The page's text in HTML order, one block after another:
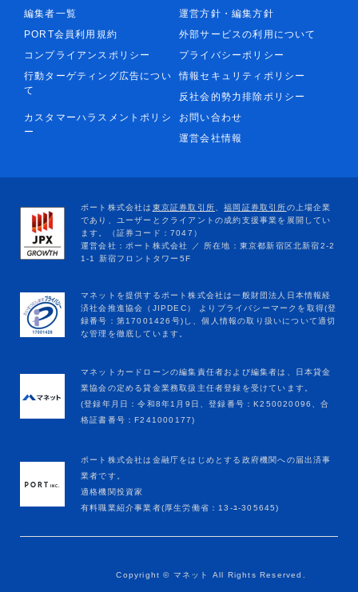
編集者一覧
運営方針・編集方針
PORT会員利用規約
外部サービスの利用について
コンプライアンスポリシー
プライバシーポリシー
行動ターゲティング広告につい
て
情報セキュリティポリシー
反社会的勢力排除ポリシー
カスタマーハラスメントポリシ
ー
お問い合わせ
運営会社情報
マネットカードローンの編集責任者および編集者は、日本貸金
業協会の定める貸金業務取扱主任者登録を受けています。
(登録年月日：令和8年1月9日、登録番号：K250020096、合
格証書番号：F241000177)
ポート株式会社は金融庁をはじめとする政府機関への届出済事
業者です。
適格機関投資家
有料職業紹介事業者(厚生労働省：13-ﾕ-305645)